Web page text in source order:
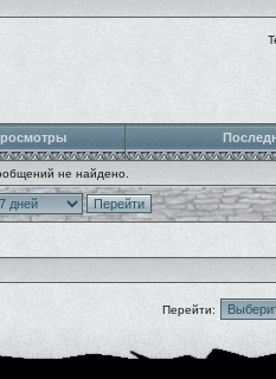
не найдено.
Перейти: